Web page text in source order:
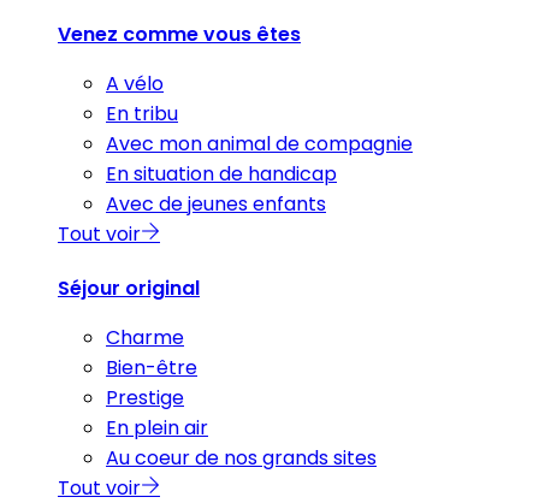
Venez comme vous êtes
A vélo
En tribu
Avec mon animal de compagnie
En situation de handicap
Avec de jeunes enfants
Tout voir
Séjour original
Charme
Bien-être
Prestige
En plein air
Au coeur de nos grands sites
Tout voir